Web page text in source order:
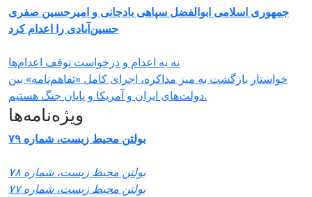
جمهوری اسلامی ابوالفضل سپاهی بادجانی و امیرحسین صفری
حسین‌آبادی را اعدام کرد
نه به اعدام و درخواست توقف اعدام‌ها
خواستار بازگشت به میز مذاکره، اجرای کامل «تفاهم‌نامه» بین
دولت‌های ایران و آمریکا و پایان جنگ هستیم.
ویژه‌نامه‌ها
بولتن محیط زیست، شماره ۷۹
بولتن محیط زیست، شماره ۷۸
بولتن محیط زیست، شماره ۷۷